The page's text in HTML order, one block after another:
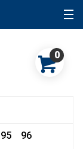
0
95 96